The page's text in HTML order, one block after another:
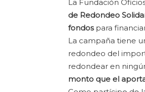
La Fundación
de Redondeo
fondospara
La campaña tiene
redondeo del
redondear en
monto que el